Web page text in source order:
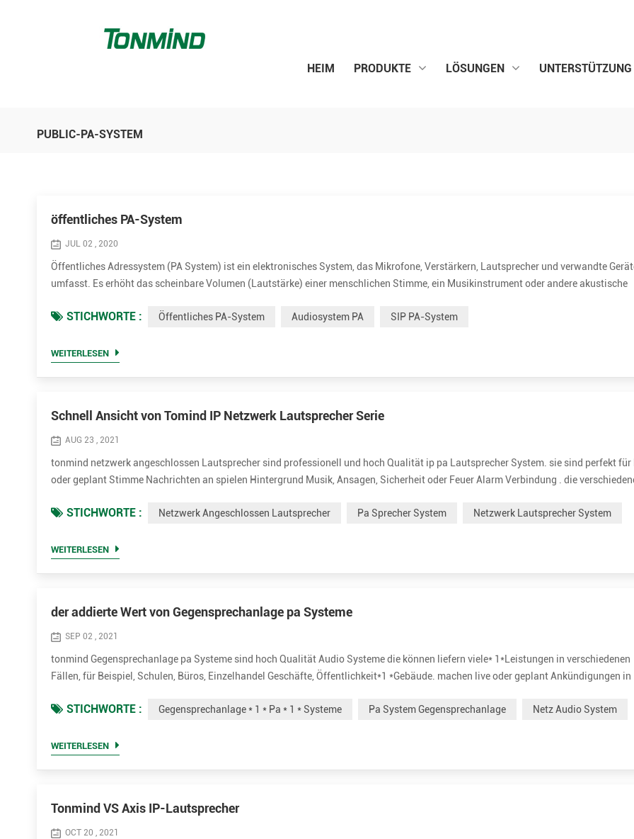
HEIM PRODUKTE LÖSUNGEN UNTERSTÜTZUNG
PUBLIC-PA-SYSTEM
öffentliches PA-System
JUL 02 , 2020
Öffentliches Adressystem (PA System) ist ein elektronisches System, das Mikrofone, Verstärkern, Lautsprecher und verwandte
umfasst. Es erhöht das scheinbare Volumen (Lautstärke) einer menschlichen Stimme, ein Musikinstrument oder andere akustische
erfordert, dass ein An...
STICHWORTE : Öffentliches PA-System Audiosystem PA SIP PA-System
WEITERLESEN
Schnell Ansicht von Tomind IP Netzwerk Lautsprecher Serie
AUG 23 , 2021
tonmind netzwerk angeschlossen Lautsprecher sind professionell und hoch Qualität ip pa Lautsprecher System. sie sind perfekt für
oder geplant Stimme Nachrichten an spielen Hintergrund Musik, Ansagen, Sicherheit oder Feuer Alarm Verbindung . die
Lautsprecher...
STICHWORTE : Netzwerk Angeschlossen Lautsprecher Pa Sprecher System Netzwerk Lautsprecher System
WEITERLESEN
der addierte Wert von Gegensprechanlage pa Systeme
SEP 02 , 2021
tonmind Gegensprechanlage pa Systeme sind hoch Qualität Audio Systeme die können liefern viele* 1*Leistungen in verschiedenen
Fällen, für Beispiel, Schulen, Büros, Einzelhandel Geschäfte, Öffentlichkeit*1 *Gebäude. machen live oder geplant Ankündigungen in
Beispiel, ...
STICHWORTE : Gegensprechanlage * 1 * Pa * 1 * Systeme Pa System Gegensprechanlage Netz Audio System
WEITERLESEN
Tonmind VS Axis IP-Lautsprecher
OCT 20 , 2021